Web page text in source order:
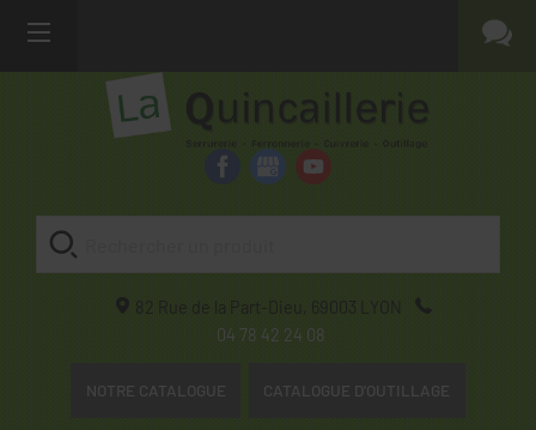
82 Rue de la Part-Dieu, 69003
LYON
04 78 42 24 08
NOTRE CATALOGUE CATALOGUE D'OUTILLAGE